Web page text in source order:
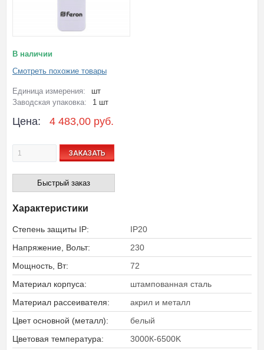
В наличии
Смотреть похожие товары
Единица измерения:
шт
Заводская упаковка:
1 шт
Цена: 4 483,00 руб.
ЗАКАЗАТЬ
Быстрый заказ
Характеристики
Степень защиты IP:
IP20
Напряжение, Вольт:
230
Мощность, Вт:
72
Материал корпуса:
штампованная сталь
Материал рассеивателя:
акрил и металл
Цвет основной (металл):
белый
Цветовая температура:
3000К-6500K